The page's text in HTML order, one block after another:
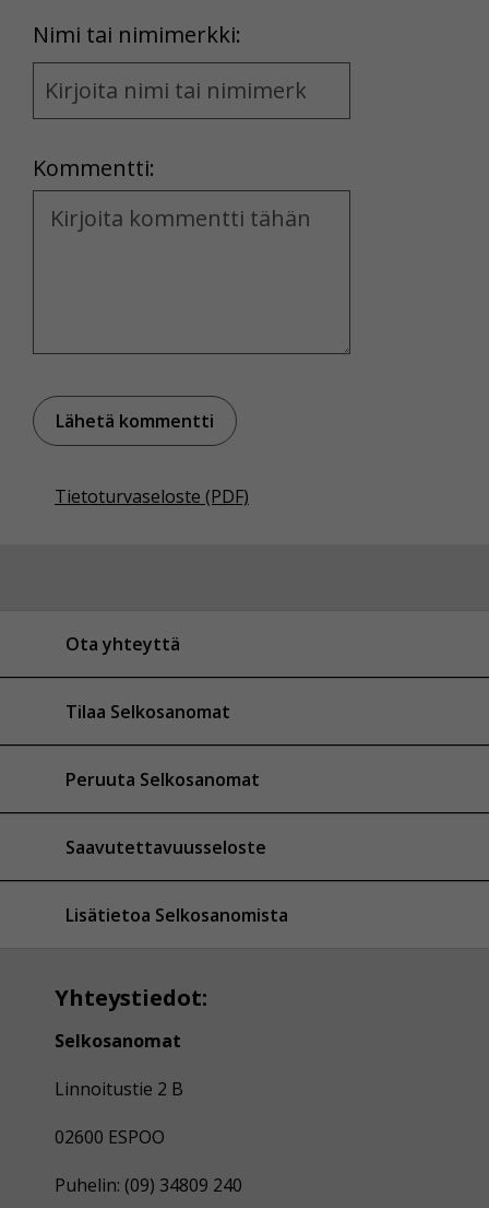
Nimi tai nimimerkki:
Name
and
Kommentti:
Kommentti
Tietoturvaseloste (PDF)
Ota yhteyttä
Tilaa Selkosanomat
Peruuta Selkosanomat
Saavutettavuusseloste
Lisätietoa Selkosanomista
Yhteystiedot:
Selkosanomat
Linnoitustie 2 B
02600 ESPOO
Puhelin: (09) 34809 240